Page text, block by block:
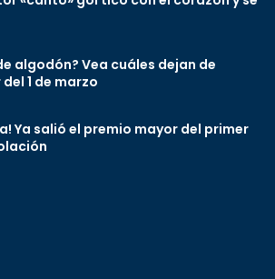
algodón? Vea cuáles dejan de
1 de marzo
Ya salió el premio mayor del primer